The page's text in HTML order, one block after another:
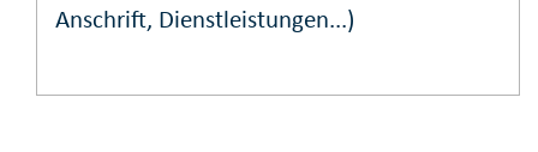
Anschrift, Dienstleistungen...)